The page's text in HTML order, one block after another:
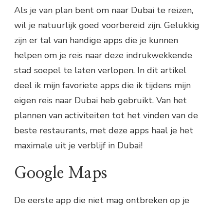
Als je van plan bent om naar Dubai te reizen,
wil je natuurlijk goed voorbereid zijn. Gelukkig
zijn er tal van handige apps die je kunnen
helpen om je reis naar deze indrukwekkende
stad soepel te laten verlopen. In dit artikel
deel ik mijn favoriete apps die ik tijdens mijn
eigen reis naar Dubai heb gebruikt. Van het
plannen van activiteiten tot het vinden van de
beste restaurants, met deze apps haal je het
maximale uit je verblijf in Dubai!
Google Maps
De eerste app die niet mag ontbreken op je